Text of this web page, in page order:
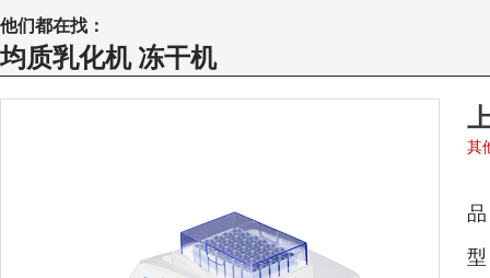
他们都在找：
均质乳化机 冻干机
其